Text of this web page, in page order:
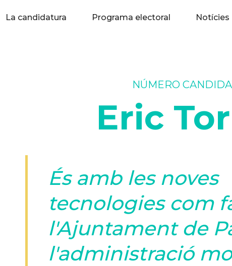
La candidatura Programa electoral Notícies
NÚMERO
Eric
És amb les noves
tecnologies com
l'Ajuntament de
l'administració